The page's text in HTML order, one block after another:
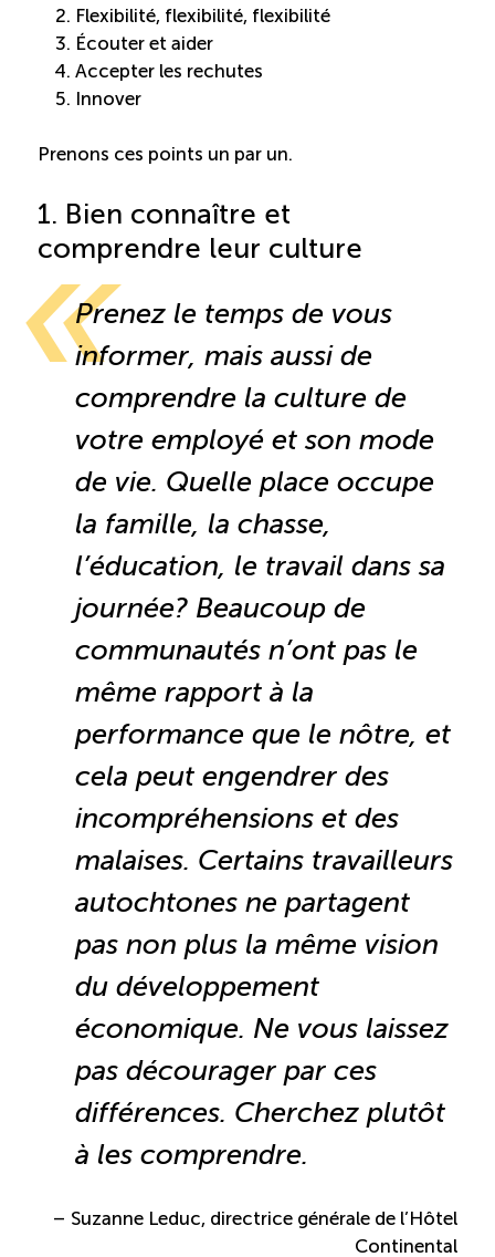
Chantier sur la saisonnalité
Bassins de main-d’oeuvre diversifiés
Devenir membre
Catalogue de formations en ligne
ÉTUDES
EN
INFOLETTRE
Vimeo Recherche
Flexibilité, flexibilité, flexibilité
Écouter et aider
Accepter les rechutes
Innover
Prenons ces points un par un.
1. Bien connaître et
comprendre leur culture
Prenez le temps de vous
informer, mais aussi de
comprendre la culture de
votre employé et son mode
de vie. Quelle place occupe
la famille, la chasse,
l’éducation, le travail dans sa
journée? Beaucoup de
communautés n’ont pas le
même rapport à la
performance que le nôtre, et
cela peut engendrer des
incompréhensions et des
malaises. Certains travailleurs
autochtones ne partagent
pas non plus la même vision
du développement
économique. Ne vous laissez
pas décourager par ces
différences. Cherchez plutôt
à les comprendre.
– Suzanne Leduc, directrice générale de l’Hôtel
Continental